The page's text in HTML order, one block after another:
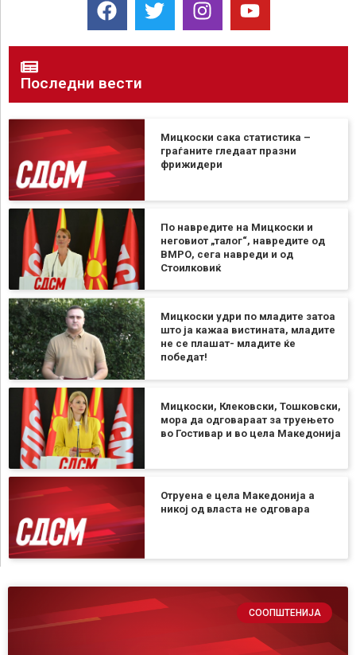
Последни вести
Мицкоски сака статистика –
граѓаните гледаат празни
фрижидери
По навредите на Мицкоски и
неговиот „талог“, навредите од
ВМРО, сега навреди и од
Стоилковиќ
Мицкоски удри по младите затоа
што ја кажаа вистината, младите
не се плашат- младите ќе
победат!
Мицкоски, Клековски, Тошковски,
мора да одговараат за труењето
во Гостивар и во цела Македонија
Отруена е цела Македонија а
никој од власта не одговара
СООПШТЕНИЈА